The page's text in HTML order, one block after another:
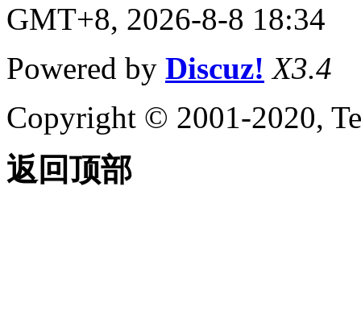
GMT+8, 2026-8-8 18:34
Powered by Discuz! X3.4
Copyright © 2001-2020,
返回顶部